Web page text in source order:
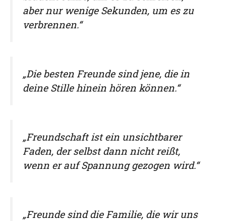
aber nur wenige Sekunden, um es zu
verbrennen.“
„Die besten Freunde sind jene, die in
deine Stille hinein hören können.“
„Freundschaft ist ein unsichtbarer
Faden, der selbst dann nicht reißt,
wenn er auf Spannung gezogen wird.“
„Freunde sind die Familie, die wir uns